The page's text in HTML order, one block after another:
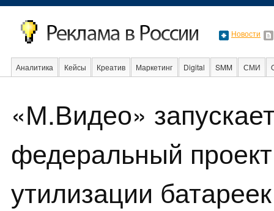
Новости
Аналитика Кейсы Креатив Маркетинг Digital SMM СМИ
Социальная реклама
«М.Видео»
федеральный
утилизации батареек